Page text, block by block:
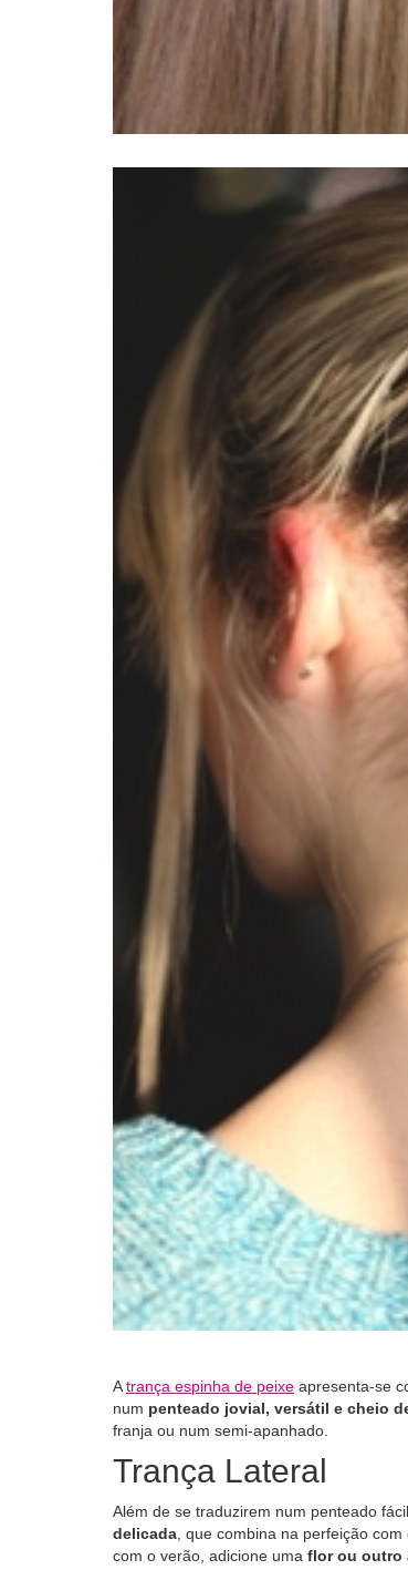
Atrança espinha de peixe apresenta-se
num penteado jovial, versátil e cheio
franja ou num semi-apanhado.
Trança Lateral
Além de se traduzirem num penteado
delicada , que combina na perfeição com
com o verão, adicione uma flor ou outro